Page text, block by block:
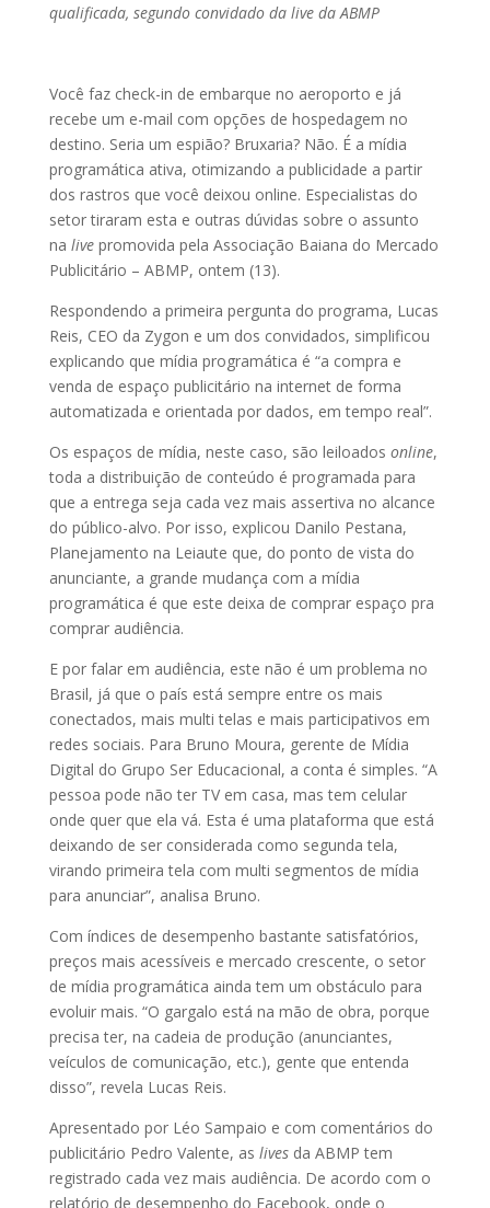
qualificada, segundo convidado da live da ABMP
Você faz check-in de embarque no aeroporto e já
recebe um e-mail com opções de hospedagem no
destino. Seria um espião? Bruxaria? Não. É a mídia
programática ativa, otimizando a publicidade a partir
dos rastros que você deixou online. Especialistas do
setor tiraram esta e outras dúvidas sobre o assunto
na livepromovida pela Associação Baiana do Mercado
Publicitário – ABMP, ontem (13).
Respondendo a primeira pergunta do programa, Lucas
Reis, CEO da Zygon e um dos convidados, simplificou
explicando que mídia programática é “a compra e
venda de espaço publicitário na internet de forma
automatizada e orientada por dados, em tempo real”.
Os espaços de mídia, neste caso, são leiloados online,
toda a distribuição de conteúdo é programada para
que a entrega seja cada vez mais assertiva no alcance
do público-alvo. Por isso, explicou Danilo Pestana,
Planejamento na Leiaute que, do ponto de vista do
anunciante, a grande mudança com a mídia
programática é que este deixa de comprar espaço pra
comprar audiência.
E por falar em audiência, este não é um problema no
Brasil, já que o país está sempre entre os mais
conectados, mais multi telas e mais participativos em
redes sociais. Para Bruno Moura, gerente de Mídia
Digital do Grupo Ser Educacional, a conta é simples. “A
pessoa pode não ter TV em casa, mas tem celular
onde quer que ela vá. Esta é uma plataforma que está
deixando de ser considerada como segunda tela,
virando primeira tela com multi segmentos de mídia
para anunciar”, analisa Bruno.
Com índices de desempenho bastante satisfatórios,
preços mais acessíveis e mercado crescente, o setor
de mídia programática ainda tem um obstáculo para
evoluir mais. “O gargalo está na mão de obra, porque
precisa ter, na cadeia de produção (anunciantes,
veículos de comunicação, etc.), gente que entenda
disso”, revela Lucas Reis.
Apresentado por Léo Sampaio e com comentários do
publicitário Pedro Valente, as livesda ABMP tem
registrado cada vez mais audiência. De acordo com o
relatório de desempenho do Facebook, onde o